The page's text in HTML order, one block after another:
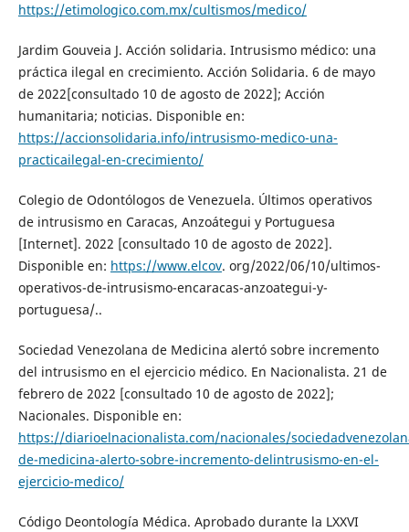
https://etimologico.com.mx/cultismos/medico/
Jardim Gouveia J. Acción solidaria. Intrusismo médico: una
práctica ilegal en crecimiento. Acción Solidaria. 6 de mayo
de 2022[consultado 10 de agosto de 2022]; Acción
humanitaria; noticias. Disponible en:
https://accionsolidaria.info/intrusismo-medico-una-
practicailegal-en-crecimiento/
Colegio de Odontólogos de Venezuela. Últimos operativos
de intrusismo en Caracas, Anzoátegui y Portuguesa
[Internet]. 2022 [consultado 10 de agosto de 2022].
Disponible en: https://www.elcov. org/2022/06/10/ultimos-
operativos-de-intrusismo-encaracas-anzoategui-y-
portuguesa/..
Sociedad Venezolana de Medicina alertó sobre incremento
del intrusismo en el ejercicio médico. En Nacionalista. 21 de
febrero de 2022 [consultado 10 de agosto de 2022];
Nacionales. Disponible en:
https://diarioelnacionalista.com/nacionales/
de-medicina-alerto-sobre-incremento-delintrusismo-en-el-
ejercicio-medico/
Código Deontología Médica. Aprobado durante la LXXVI